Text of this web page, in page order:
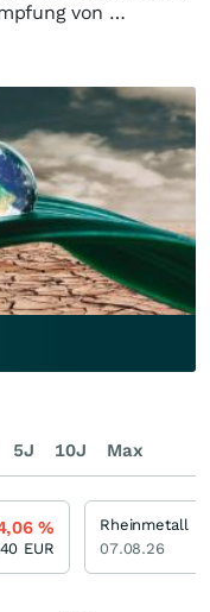
von …
5J 10J Max
%
EUR
Rheinmetall
07.08.26